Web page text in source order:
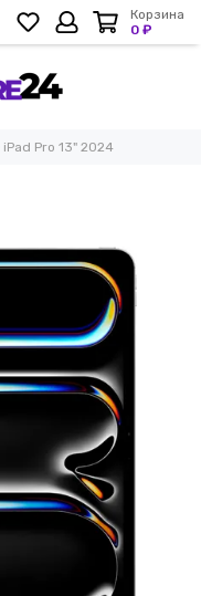
Корзина
0 ₽
iPad Pro 13" 2024